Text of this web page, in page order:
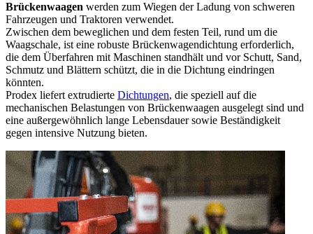
Brückenwaagen werden zum Wiegen der Ladung von schweren
Fahrzeugen und Traktoren verwendet.
Zwischen dem beweglichen und dem festen Teil, rund um die
Waagschale, ist eine robuste Brückenwagendichtung erforderlich,
die dem Überfahren mit Maschinen standhält und vor Schutt, Sand,
Schmutz und Blättern schützt, die in die Dichtung eindringen
könnten.
Prodex liefert extrudierte Dichtungen, die speziell auf die
mechanischen Belastungen von Brückenwaagen ausgelegt sind und
eine außergewöhnlich lange Lebensdauer sowie Beständigkeit
gegen intensive Nutzung bieten.